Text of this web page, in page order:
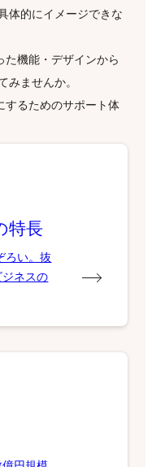
体的にイメージできな
た機能・デザインから
みませんか。
するためのサポート体
特長
ろい。抜
ネスの